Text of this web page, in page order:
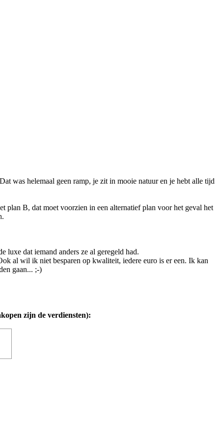
was helemaal geen ramp, je zit in mooie natuur en je hebt alle tijd
plan B, dat moet voorzien in een alternatief plan voor het geval het
luxe dat iemand anders ze al geregeld had.
al wil ik niet besparen op kwaliteit, iedere euro is er een. Ik kan
gaan... ;-)
zijn de verdiensten):